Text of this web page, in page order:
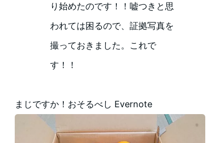
り始めたのです！！嘘つきと思
われては困るので、証拠写真を
撮っておきました。これで
す！！
まじですか！おそるべし Evernote